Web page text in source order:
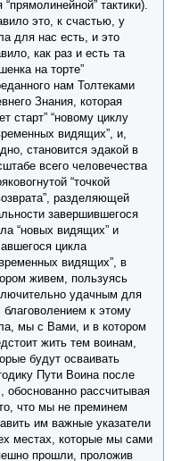
“прямолинейной” тактики).
это, к счастью, у
для нас есть, и это
как раз и есть та
на торте”
нам Толтеками
Знания, которая
старт” “новому циклу
видящих”, и,
становится эдакой в
всего человечества
“точкой
разделяющей
завершившегося
“новых видящих” и
цикла
видящих”, в
живем, пользуясь
удачным для
благоволением к этому
мы с Вами, и в котором
жить тем воинам,
будут осваивать
Пути Воина после
обоснованно рассчитывая
что мы не преминем
им важные указатели
местах, которые мы сами
прошли, проложив